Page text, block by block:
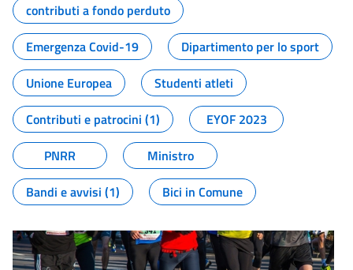
contributi a fondo perduto
Emergenza Covid-19
Dipartimento per lo sport
Unione Europea
Studenti atleti
Contributi e patrocini (1)
EYOF 2023
PNRR
Ministro
Bandi e avvisi (1)
Bici in Comune